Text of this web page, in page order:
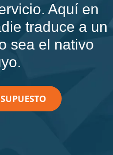
Aquí en
traduce a un
sea el nativo